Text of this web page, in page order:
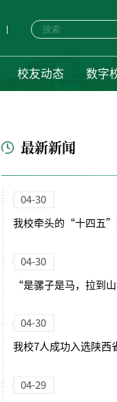
校友动态 数字
最新新闻
04-30
04-30
“是骡子是马，拉到
04-30
我校7人成功入选陕西
04-29